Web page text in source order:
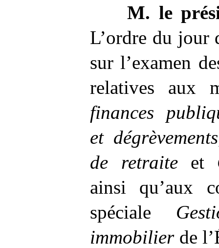
M. le
L’ordre du jour
sur l’examen
relatives aux
finances
et dégrèvements
de retraiteet
ainsi qu’aux
spéciale
immobilierde